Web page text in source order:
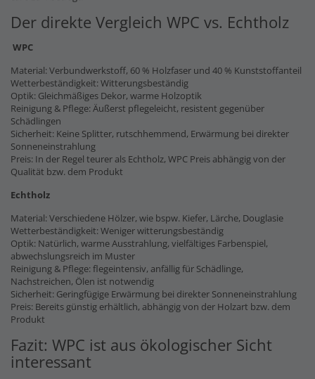
Der direkte Vergleich WPC vs. Echtholz
WPC
Material: Verbundwerkstoff, 60 % Holzfaser und 40 % Kunststoffanteil
Wetterbeständigkeit: Witterungsbeständig
Optik: Gleichmäßiges Dekor, warme Holzoptik
Reinigung & Pflege: Äußerst pflegeleicht, resistent gegenüber
Schädlingen
Sicherheit: Keine Splitter, rutschhemmend, Erwärmung bei direkter
Sonneneinstrahlung
Preis: In der Regel teurer als Echtholz, WPC Preis abhängig von der
Qualität bzw. dem Produkt
Echtholz
Material: Verschiedene Hölzer, wie bspw. Kiefer, Lärche, Douglasie
Wetterbeständigkeit: Weniger witterungsbeständig
Optik: Natürlich, warme Ausstrahlung, vielfältiges Farbenspiel,
abwechslungsreich im Muster
Reinigung & Pflege: flegeintensiv, anfällig für Schädlinge,
Nachstreichen, Ölen ist notwendig
Sicherheit: Geringfügige Erwärmung bei direkter Sonneneinstrahlung
Preis: Bereits günstig erhältlich, abhängig von der Holzart bzw. dem
Produkt
Fazit: WPC ist aus ökologischer Sicht
interessant